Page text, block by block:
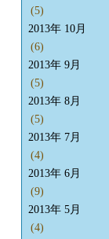
(5)
2013年 10月
(6)
2013年 9月
(5)
2013年 8月
(5)
2013年 7月
(4)
2013年 6月
(9)
2013年 5月
(4)